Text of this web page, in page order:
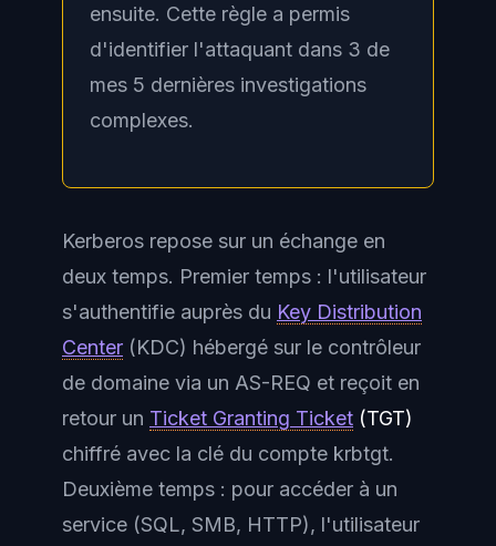
ensuite. Cette règle a permis
d'identifier l'attaquant dans 3 de
mes 5 dernières investigations
complexes.
Kerberos repose sur un échange en
deux temps. Premier temps : l'utilisateur
s'authentifie auprès du Key Distribution
Center (KDC) hébergé sur le contrôleur
de domaine via un AS-REQ et reçoit en
retour un Ticket Granting Ticket (TGT)
chiffré avec la clé du compte krbtgt.
Deuxième temps : pour accéder à un
service (SQL, SMB, HTTP), l'utilisateur